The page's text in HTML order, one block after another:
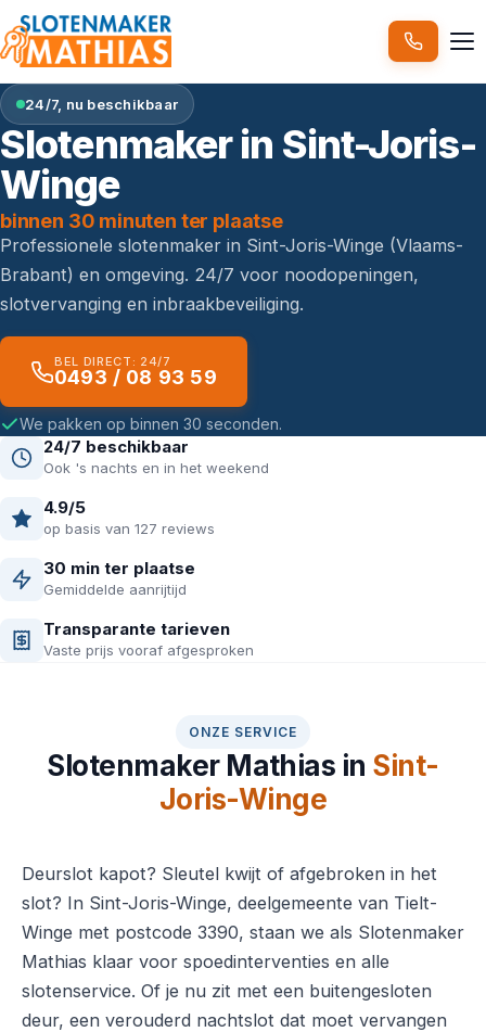
24/7, nu beschikbaar
Slotenmaker in Sint-Joris-
Winge
binnen 30 minuten ter plaatse
Professionele slotenmaker in Sint-Joris-Winge (Vlaams-
Brabant) en omgeving. 24/7 voor noodopeningen,
slotvervanging en inbraakbeveiliging.
BEL DIRECT: 24/7
0493 / 08 93 59
We pakken op binnen 30 seconden.
24/7 beschikbaar
Ook 's nachts en in het weekend
4.9/5
op basis van 127 reviews
30 min ter plaatse
Gemiddelde aanrijtijd
Transparante tarieven
Vaste prijs vooraf afgesproken
ONZE SERVICE
Slotenmaker Mathias in Sint-
Joris-Winge
Deurslot kapot? Sleutel kwijt of afgebroken in het
slot? In Sint-Joris-Winge, deelgemeente van Tielt-
Winge met postcode 3390, staan we als Slotenmaker
Mathias klaar voor spoedinterventies en alle
slotenservice. Of je nu zit met een buitengesloten
deur, een verouderd nachtslot dat moet vervangen